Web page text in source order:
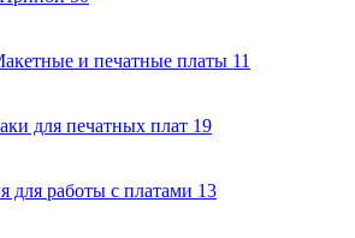
и печатные платы 11
для печатных плат 19
для работы с платами 13